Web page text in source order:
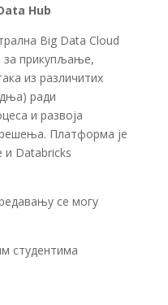
Hub
Big Data Cloud
за прикупљање,
из различитих
ради
и развоја
Платформа је
и Databricks
се могу
студентима